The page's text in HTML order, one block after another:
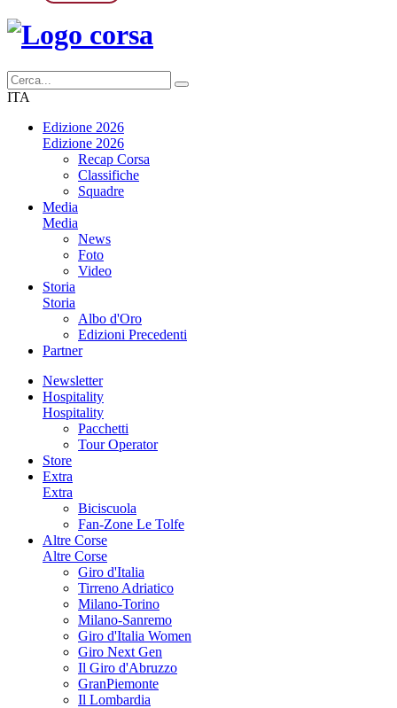
ITA
Edizione 2026
Edizione 2026
Recap Corsa
Classifiche
Squadre
Media
Media
News
Foto
Video
Storia
Storia
Albo d'Oro
Edizioni Precedenti
Partner
Newsletter
Hospitality
Hospitality
Pacchetti
Tour Operator
Store
Extra
Extra
Biciscuola
Fan-Zone Le Tolfe
Altre Corse
Altre Corse
Giro d'Italia
Tirreno Adriatico
Milano-Torino
Milano-Sanremo
Giro d'Italia Women
Giro Next Gen
Il Giro d'Abruzzo
GranPiemonte
Il Lombardia